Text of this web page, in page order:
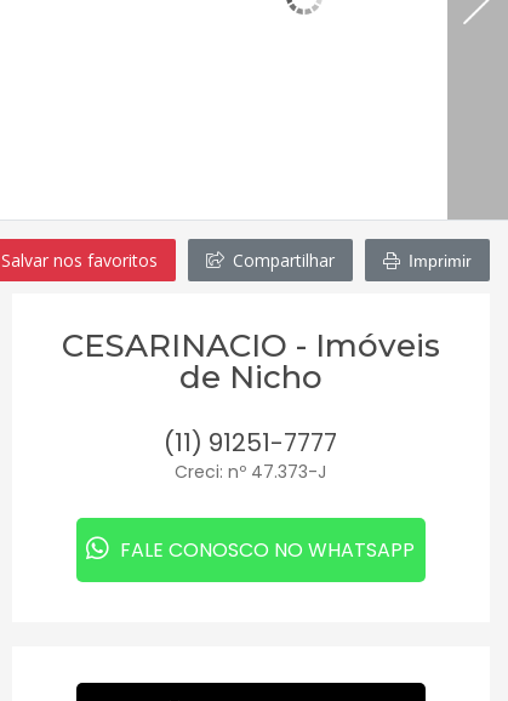
Salvar nos favoritos Compartilhar Imprimir
CESARINACIO - Imóveis
de Nicho
(11) 91251-7777
Creci: nº 47.373-J
FALE CONOSCO NO WHATSAPP